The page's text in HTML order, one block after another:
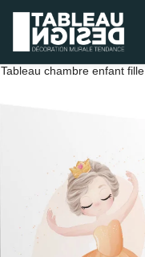
Tableau chambre enfant fille